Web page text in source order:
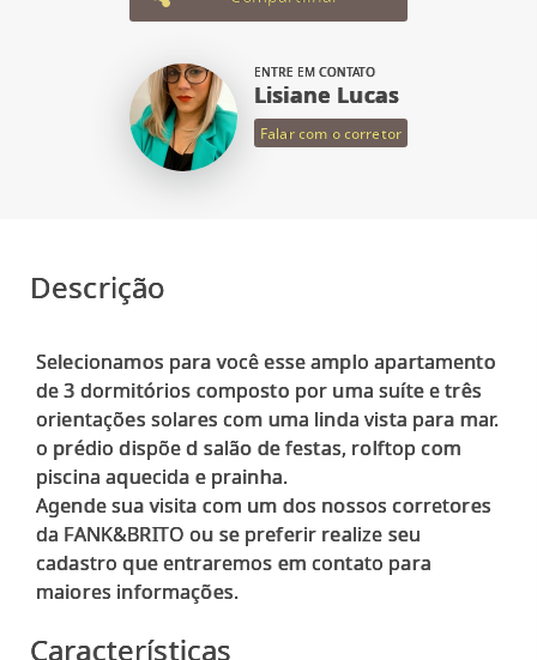
ENTRE EM CONTATO
Lisiane Lucas
Falar com o corretor
Descrição
Selecionamos para você esse amplo apartamento
de 3 dormitórios composto por uma suíte e três
orientações solares com uma linda vista para mar.
o prédio dispõe d salão de festas, rolftop com
piscina aquecida e prainha.
Agende sua visita com um dos nossos corretores
da FANK&BRITO ou se preferir realize seu
cadastro que entraremos em contato para
Características